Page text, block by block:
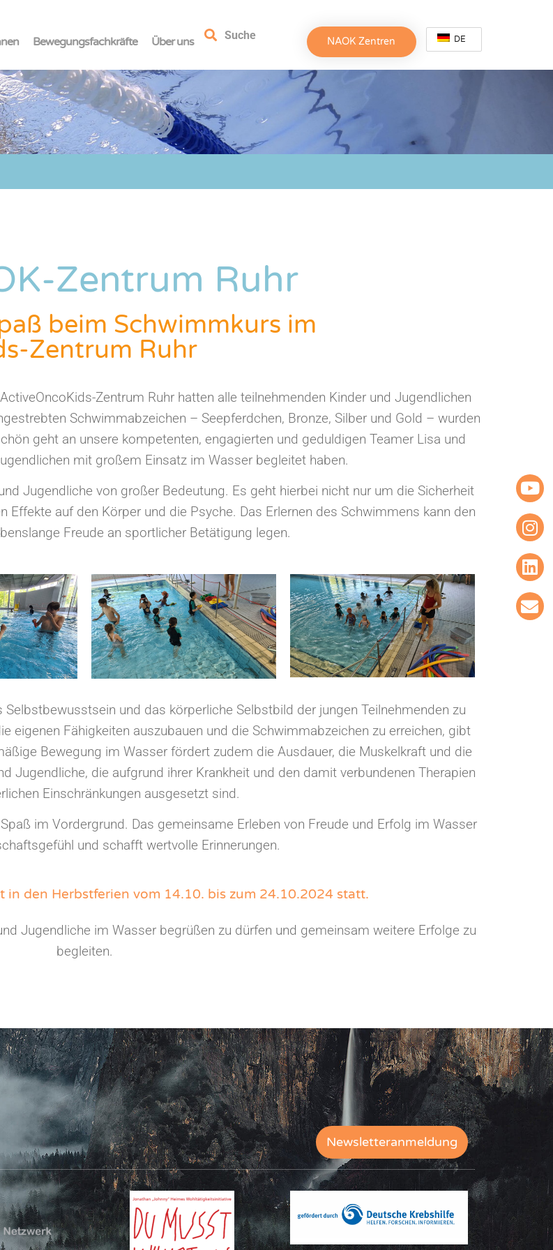
Bewegungsfachkräfte Über uns Suche NAOK Zentren DE
Zentrum Ruhr
beim Schwimmkurs im
Zentrum Ruhr
Zentrum Ruhr hatten alle teilnehmenden Kinder und Jugendlichen
Schwimmabzeichen – Seepferdchen, Bronze, Silber und Gold – wurden
geht an unsere kompetenten, engagierten und geduldigen Teamer Lisa und
mit großem Einsatz im Wasser begleitet haben.
Jugendliche von großer Bedeutung. Es geht hierbei nicht nur um die Sicherheit
Effekte auf den Körper und die Psyche. Das Erlernen des Schwimmens kann den
Freude an sportlicher Betätigung legen.
und das körperliche Selbstbild der jungen Teilnehmenden zu
eigenen Fähigkeiten auszubauen und die Schwimmabzeichen zu erreichen, gibt
Bewegung im Wasser fördert zudem die Ausdauer, die Muskelkraft und die
Jugendliche, die aufgrund ihrer Krankheit und den damit verbundenen Therapien
Einschränkungen ausgesetzt sind.
im Vordergrund. Das gemeinsame Erleben von Freude und Erfolg im Wasser
und schafft wertvolle Erinnerungen.
in den Herbstferien vom 14.10. bis zum 24.10.2024 statt.
Jugendliche im Wasser begrüßen zu dürfen und gemeinsam weitere Erfolge zu
begleiten.
Newsletteranmeldung